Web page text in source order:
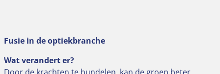
Fusie in de optiekbranche
Wat verandert er?